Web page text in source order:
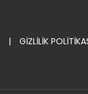
| GİZLİLİK